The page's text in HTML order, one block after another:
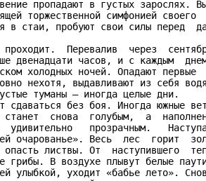
пропадают в густых зарослях.
торжественной симфонией
в стаи, пробуют свои силы перед
проходит.  Перевалив  через
двенадцати часов, и с каждым
холодных ночей. Опадают первые
нехотя, выдавливают из себя
туманы — иногда целые дни.
сдаваться без боя. Иногда южные
станет  снова  голубым,  а
удивительно   прозрачным.
очарованье». Весь  лес  горит
опасть листвы. От  наступившего
грибы. В воздухе плывут белые
улыбкой, уходит «бабье лето».